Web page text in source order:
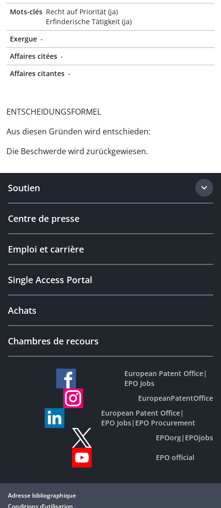
Mots-clés Recht auf Priorität (ja)
Erfinderische Tätigkeit (ja)
Exergue -
Affaires citées -
Affaires citantes -
ENTSCHEIDUNGSFORMEL
Aus diesen Gründen wird entschieden:
Die Beschwerde wird zurückgewiesen.
Soutien
Centre de presse
Emploi et carrière
Single Access Portal
Achats
Chambres de recours
European Patent Office|
EPO Jobs
EuropeanPatentOffice
European Patent Office|
EPO Jobs| EPO Procurement
EPOorg| EPOjobs
EPO official
Adresse bibliographique
Conditions d’utilisation